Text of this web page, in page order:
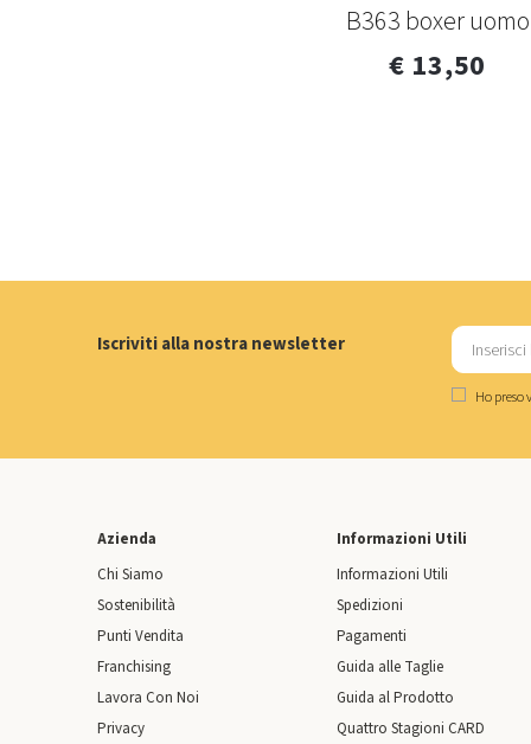
B363 boxer uomo
€ 13,50
Iscriviti alla nostra newsletter
Ho preso
Azienda
Chi Siamo
Sostenibilità
Punti Vendita
Franchising
Lavora Con Noi
Privacy
Informazioni Utili
Informazioni Utili
Spedizioni
Pagamenti
Guida alle Taglie
Guida al Prodotto
Quattro Stagioni CARD